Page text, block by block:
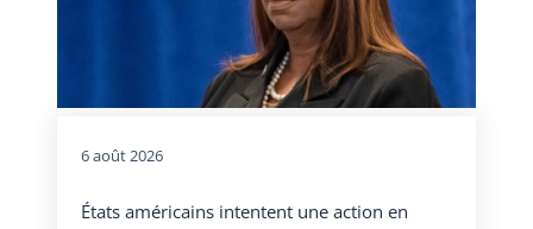
6 août 2026
États américains intentent une action en